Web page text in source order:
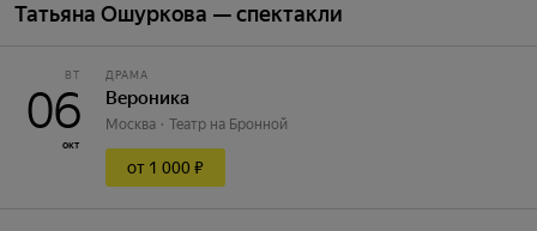
Татьяна Ошуркова — спектакли
ВТ
06
окт
ДРАМА
Вероника
Москва Театр на Бронной
от 1 000 ₽